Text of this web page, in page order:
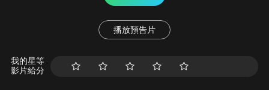
播放預告片
我的星等
影片給分